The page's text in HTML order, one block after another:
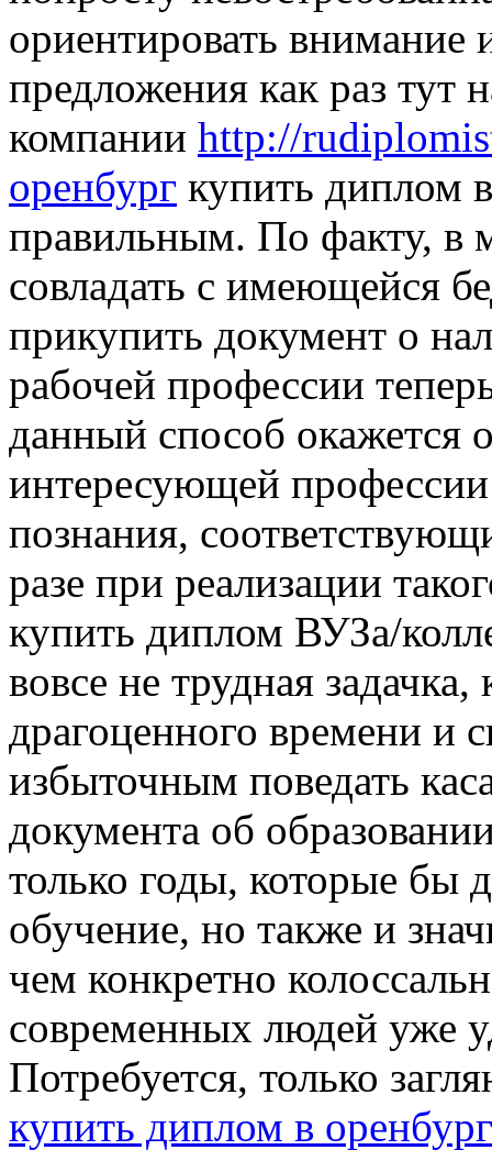
ориентировать внимание
предложения как раз тут
компании http://
оренбург купить диплом
правильным. По факту, в
совладать с имеющейся
прикупить документ о
рабочей профессии
данный способ окажется
интересующей
познания,
разе при реализации
купить диплом ВУЗа/
вовсе не трудная
драгоценного времени и
избыточным поведать
документа об
только годы, которые бы
обучение, но также и
чем конкретно
современных людей уже
Потребуется, только
купить диплом в